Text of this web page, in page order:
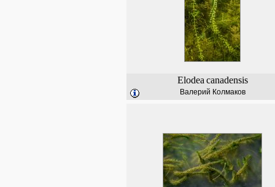
Elodea canadensis
Валерий Колмаков